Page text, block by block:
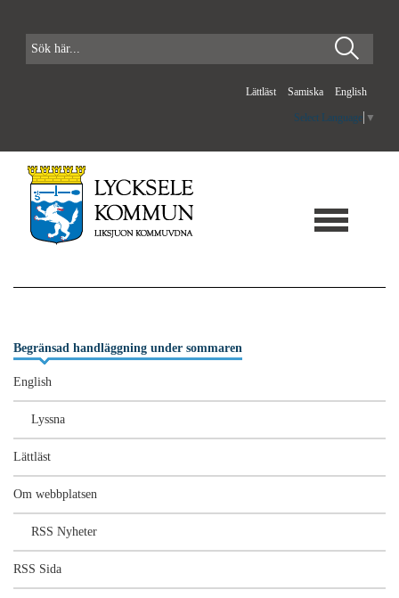
Lättläst Samiska English
Select Language ▼
Begränsad handläggning under sommaren
English
Lyssna
Lättläst
Om webbplatsen
RSS Nyheter
RSS Sida